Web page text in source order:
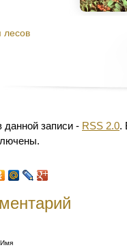
лесов
данной записи - RSS 2.0.
Имя